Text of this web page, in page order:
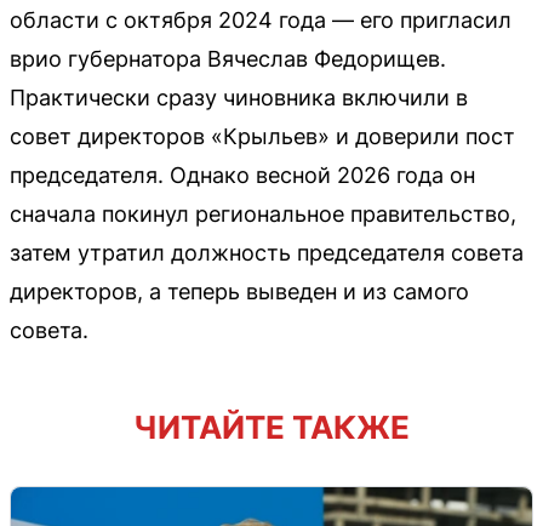
области с октября 2024 года — его пригласил
врио губернатора Вячеслав Федорищев.
Практически сразу чиновника включили в
совет директоров «Крыльев» и доверили пост
председателя. Однако весной 2026 года он
сначала покинул региональное правительство,
затем утратил должность председателя совета
директоров, а теперь выведен и из самого
совета.
ЧИТАЙТЕ ТАКЖЕ